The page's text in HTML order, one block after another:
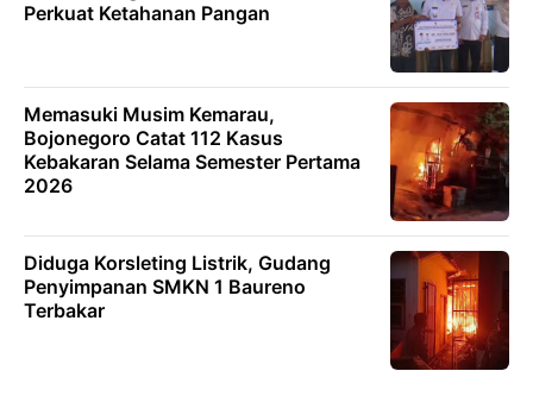
Perkuat Ketahanan Pangan
Memasuki Musim Kemarau,
Bojonegoro Catat 112 Kasus
Kebakaran Selama Semester Pertama
2026
Diduga Korsleting Listrik, Gudang
Penyimpanan SMKN 1 Baureno
Terbakar